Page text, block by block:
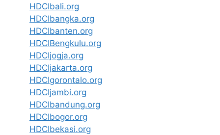
HDCIbali.org
HDCIbangka.org
HDCIbanten.org
HDCIBengkulu.org
HDCIjogja.org
HDCIjakarta.org
HDCIgorontalo.org
HDCIjambi.org
HDCIbandung.org
HDCIbogor.org
HDCIbekasi.org